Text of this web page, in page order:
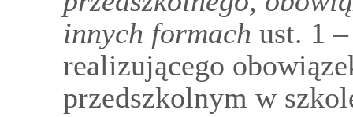
innych formach ust. 1
realizującego
przedszkolnym w